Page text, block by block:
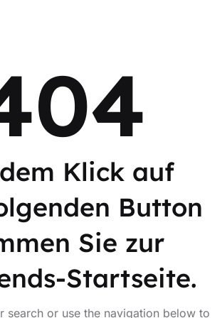
Klick auf
Button
Sie zur
Startseite.
search or use the navigation below to